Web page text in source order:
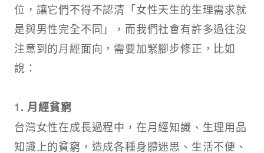
位，讓它們不得不認清「女性天生的生理需求就
是與男性完全不同」，而我們社會有許多過往沒
注意到的月經面向，需要加緊腳步修正，比如
說：
1. 月經貧窮
台灣女性在成長過程中，在月經知識、生理用品
知識上的貧窮，造成各種身體迷思、生活不便、